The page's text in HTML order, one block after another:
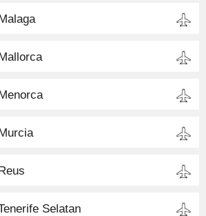
Selatan